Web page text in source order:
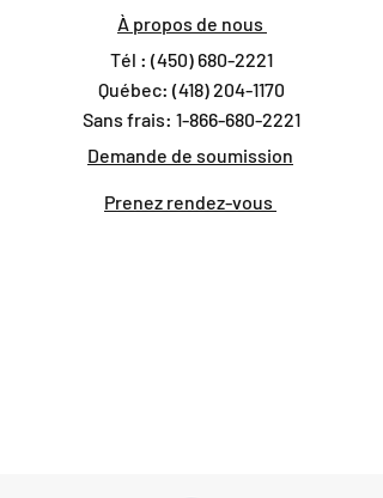
À propos de nous
Tél : (450) 680-2221
Québec: (418) 204-1170
Sans frais: 1-866-680-2221
Demande de soumission
Prenez rendez-vous